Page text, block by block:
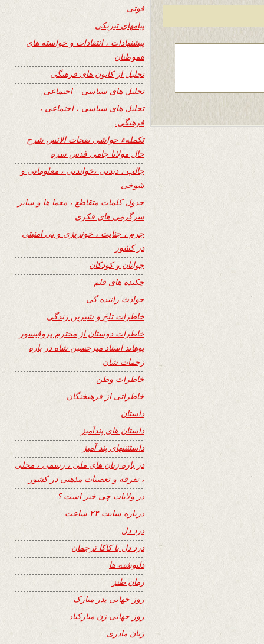
فوتی
پیامهای تبریکی
پیشنهادات ، انتقادات و خواسته های
هموطنان
تجلیل از کانون های فرهنگی
تحلیل های سیاسی – اجتماعی
تحلیل های سیاسی ، اجتماعی ،
فرهنگی.
تکملهء حواشی نفحات الانس شرح
حال مولانا جامی قدس سره
جالب ، دیدنی ،خواندنی ، معلوماتی و
شوخی
جدول کلمات متقاطع ، معما ها و سایر
سرگرمی های فکری
جرم ، جنایت ، خونریزی و بی امنیتی
در کشور
جوانان و کودکان
چکیده های قلم
حوادث راننده گی
خاطرات تلخ و شیرین زندگی
خاطرات دوستان از محترم پروفیسور
پوهاند استاد میرحسین شاه در باره
زحمات شان
خاطرات وطن
خاطراتی از فرهیختگان
داستان
داستان های پندآمیز
داستنتنهای پند آمیز
در باره زبان های ملی ، رسمی ، محلی
، تفرقه و تعصبات مذهبی در کشور
در ولایات چی خبر است ؟
درباره سایت ۲۴ ساعت
درد دل
درد دل با کاکا ترجمان
دلنوشته ها
رمان طنز
روز جهانی پدر مبارک
روز جهانی زن مبارکباد
زبان مادری